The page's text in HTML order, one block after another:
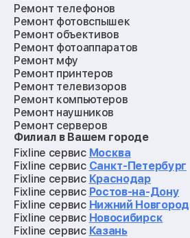
Ремонт телефонов
Ремонт фотовспышек
Ремонт объективов
Ремонт фотоаппаратов
Ремонт мфу
Ремонт принтеров
Ремонт телевизоров
Ремонт компьютеров
Ремонт наушников
Ремонт серверов
Ремонт мониторов
Ремонт квадрокоптеров
Ремонт электросамокатов
Ремонт материнских плат
Ремонт видеокарт
Ремонт кофемашин
Ремонт vr систем
Ремонт игровых приставок
Филиал в Вашем городе
Fixline сервис Москва
Fixline сервис Санкт-Петербург
Fixline сервис Краснодар
Fixline сервис Ростов-на-Дону
Fixline сервис Нижний Новгород
Fixline сервис Новосибирск
Fixline сервис Казань